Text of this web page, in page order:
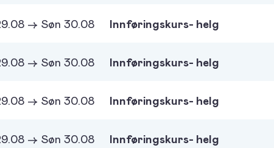
-> Søn 30.08 Innføringskurs- helg
-> Søn 30.08 Innføringskurs- helg
-> Søn 30.08 Innføringskurs- helg
-> Søn 30.08 Innføringskurs- helg